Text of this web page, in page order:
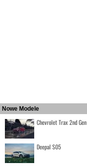
Nowe Modele
Chevrolet Trax 2nd Gen
Deepal S05